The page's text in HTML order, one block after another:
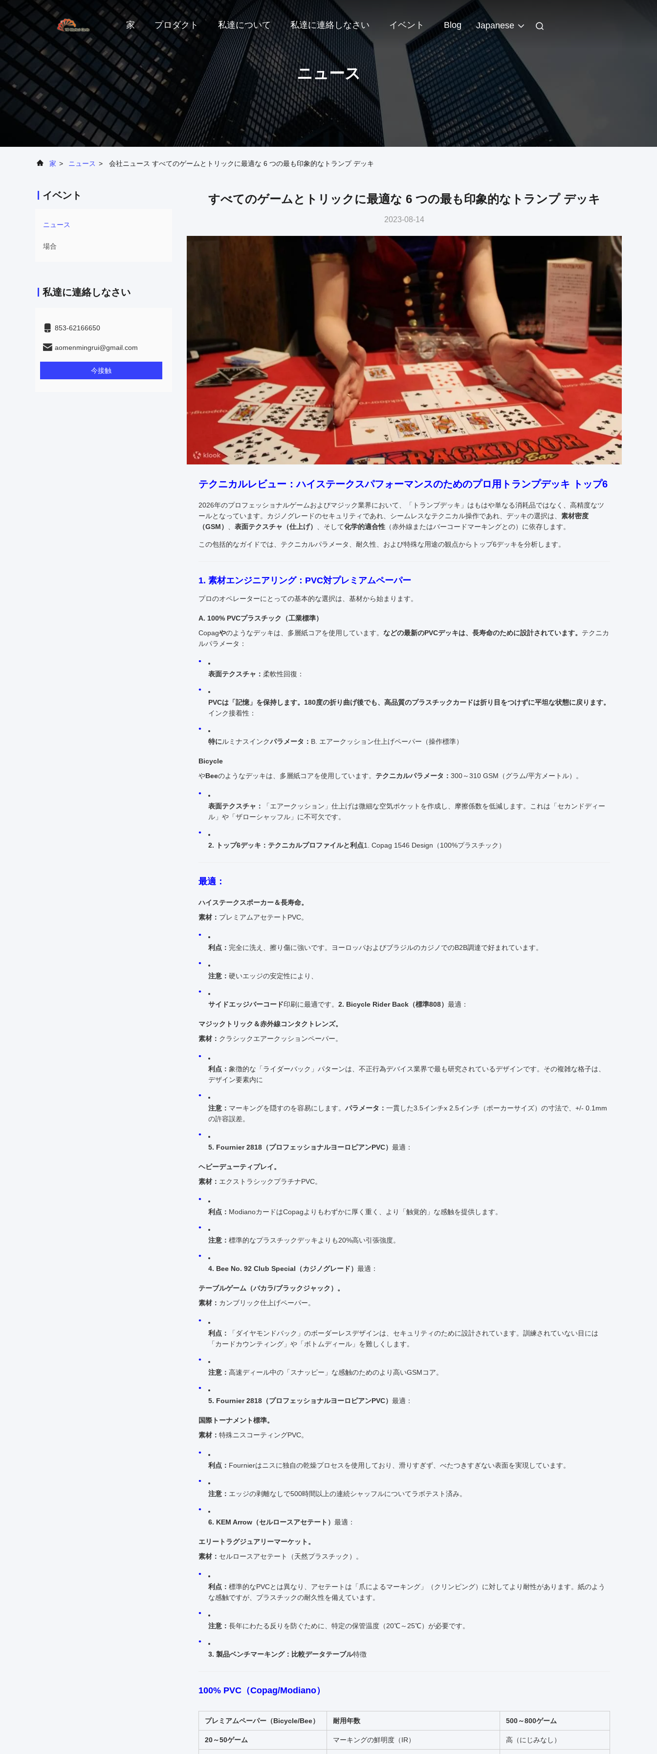
家 プロダクト 私達について 私達に連絡しなさい イベント Blog Japanese
ニュース
家 > ニュース > 会社ニュース すべてのゲームとトリックに最適な 6 つの最も印象的なトランプ デッキ
イベント
ニュース
場合
私達に連絡しなさい
853-62166650‬
aomenmingrui@gmail.com
今接触
すべてのゲームとトリックに最適な 6 つの最も印象的なトランプ デッキ
2023-08-14
テクニカルレビュー：ハイステークスパフォーマンスのためのプロ用トランプデッキ トップ6
2026年のプロフェッショナルゲームおよびマジック業界において、「トランプデッキ」はもはや単なる消耗品ではなく、高精度なツ
ールとなっています。カジノグレードのセキュリティであれ、シームレスなテクニカル操作であれ、デッキの選択は、 素材密度
（GSM） 、 表面テクスチャ（仕上げ） 、そして化学的適合性 （赤外線またはバーコードマーキングとの）に依存します。
この包括的なガイドでは、テクニカルパラメータ、耐久性、および特殊な用途の観点からトップ6デッキを分析します。
1. 素材エンジニアリング：PVC対プレミアムペーパー
プロのオペレーターにとっての基本的な選択は、基材から始まります。
A. 100% PVCプラスチック（工業標準）
Copagやのようなデッキは、多層紙コアを使用しています。 などの最新のPVCデッキは、長寿命のために設計されています。 テクニカ
ルパラメータ：
表面テクスチャ： 柔軟性回復：
PVCは「記憶」を保持します。180度の折り曲げ後でも、高品質のプラスチックカードは折り目をつけずに平坦な状態に戻ります。
インク接着性：
特にルミナスインクパラメータ： B. エアークッション仕上げペーパー（操作標準）
Bicycle
やBeeのようなデッキは、多層紙コアを使用しています。 テクニカルパラメータ： 300～310 GSM（グラム/平方メートル）。
表面テクスチャ：
「エアークッション」仕上げは微細な空気ポケットを作成し、摩擦係数を低減します。これは「セカンドディー
ル」や「ザローシャッフル」に不可欠です。
2. トップ6デッキ：テクニカルプロファイルと利点1. Copag 1546 Design（100%プラスチック）
最適：
ハイステークスポーカー＆長寿命。
素材： プレミアムアセテートPVC。
利点： 完全に洗え、擦り傷に強いです。ヨーロッパおよびブラジルのカジノでのB2B調達で好まれています。
注意： 硬いエッジの安定性により、
サイドエッジバーコード印刷に最適です。 2. Bicycle Rider Back（標準808） 最適：
マジックトリック＆赤外線コンタクトレンズ。
素材： クラシックエアークッションペーパー。
利点： 象徴的な「ライダーバック」パターンは、不正行為デバイス業界で最も研究されているデザインです。その複雑な格子は、
デザイン要素内に
注意： マーキングを隠すのを容易にします。 パラメータ： 一貫した3.5インチx 2.5インチ（ポーカーサイズ）の寸法で、+/- 0.1mm
の許容誤差。
5. Fournier 2818（プロフェッショナルヨーロピアンPVC） 最適：
ヘビーデューティプレイ。
素材： エクストラシックプラチナPVC。
利点： ModianoカードはCopagよりもわずかに厚く重く、より「触覚的」な感触を提供します。
注意： 標準的なプラスチックデッキよりも20%高い引張強度。
4. Bee No. 92 Club Special（カジノグレード） 最適：
テーブルゲーム（バカラ/ブラックジャック）。
素材： カンブリック仕上げペーパー。
利点：
「ダイヤモンドバック」のボーダーレスデザインは、セキュリティのために設計されています。訓練されていない目には
「カードカウンティング」や「ボトムディール」を難しくします。
注意： 高速ディール中の「スナッピー」な感触のためのより高いGSMコア。
5. Fournier 2818（プロフェッショナルヨーロピアンPVC） 最適：
国際トーナメント標準。
素材： 特殊ニスコーティングPVC。
利点： Fournierはニスに独自の乾燥プロセスを使用しており、滑りすぎず、べたつきすぎない表面を実現しています。
注意： エッジの剥離なしで500時間以上の連続シャッフルについてラボテスト済み。
6. KEM Arrow（セルロースアセテート） 最適：
エリートラグジュアリーマーケット。
素材： セルロースアセテート（天然プラスチック）。
利点： 標準的なPVCとは異なり、アセテートは「爪によるマーキング」（クリンピング）に対してより耐性があります。紙のよう
な感触ですが、プラスチックの耐久性を備えています。
注意： 長年にわたる反りを防ぐために、特定の保管温度（20℃～25℃）が必要です。
3. 製品ベンチマーキング：比較データテーブル特徴
100% PVC（Copag/Modiano）
プレミアムペーパー（Bicycle/Bee） 耐用年数 500～800ゲーム
20～50ゲーム マーキングの鮮明度（IR） 高（にじみなし）